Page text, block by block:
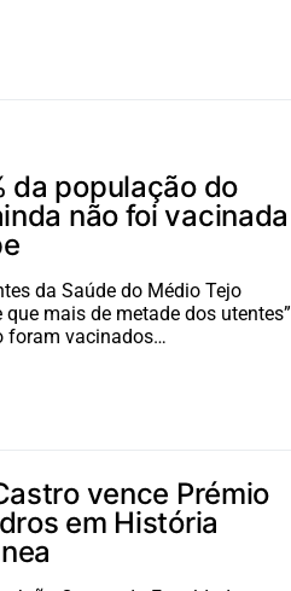
da população do
não foi vacinada
da Saúde do Médio Tejo
que mais de metade dos utentes”
foram vacinados…
vence Prémio
em História